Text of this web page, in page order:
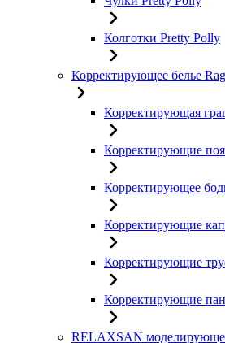
Колготки Pretty Polly
Корректирующее белье
Корректирующая
Корректирующие
Корректирующее
Корректирующие
Корректирующие
Корректирующие
RELAXSAN